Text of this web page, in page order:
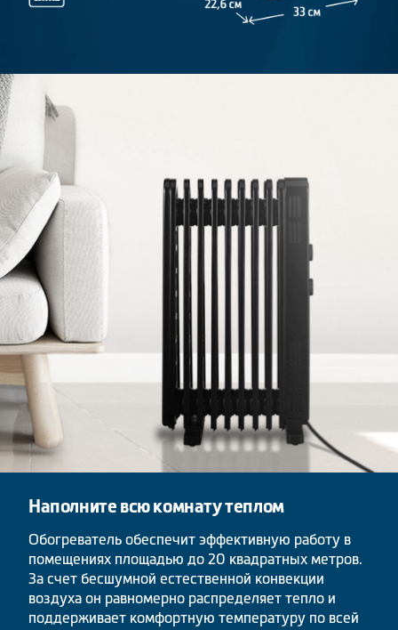
Наполните всю комнату теплом
Обогреватель обеспечит эффективную работу в
помещениях площадью до 20 квадратных метров.
За счет бесшумной естественной конвекции
воздуха он равномерно распределяет тепло и
поддерживает комфортную температуру по всей